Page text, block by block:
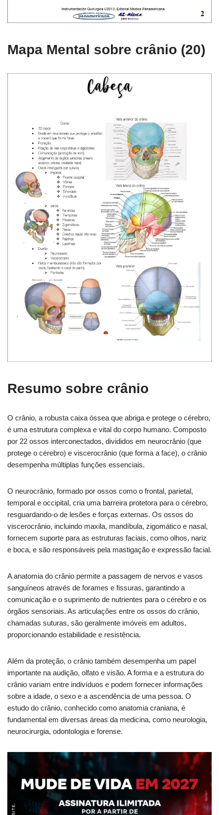
Mapa Mental sobre crânio (20)
Resumo sobre crânio
O crânio, a robusta caixa óssea que abriga e protege o cérebro,
é uma estrutura complexa e vital do corpo humano. Composto
por 22 ossos interconectados, divididos em neurocrânio (que
protege o cérebro) e viscerocrânio (que forma a face), o crânio
desempenha múltiplas funções essenciais.
O neurocrânio, formado por ossos como o frontal, parietal,
temporal e occipital, cria uma barreira protetora para o cérebro,
resguardando-o de lesões e forças externas. Os ossos do
viscerocrânio, incluindo maxila, mandíbula, zigomático e nasal,
fornecem suporte para as estruturas faciais, como olhos, nariz
e boca, e são responsáveis pela mastigação e expressão facial.
A anatomia do crânio permite a passagem de nervos e vasos
sanguíneos através de forames e fissuras, garantindo a
comunicação e o suprimento de nutrientes para o cérebro e os
órgãos sensoriais. As articulações entre os ossos do crânio,
chamadas suturas, são geralmente imóveis em adultos,
proporcionando estabilidade e resistência.
Além da proteção, o crânio também desempenha um papel
importante na audição, olfato e visão. A forma e a estrutura do
crânio variam entre indivíduos e podem fornecer informações
sobre a idade, o sexo e a ascendência de uma pessoa. O
estudo do crânio, conhecido como anatomia craniana, é
fundamental em diversas áreas da medicina, como neurologia,
neurocirurgia, odontologia e forense.